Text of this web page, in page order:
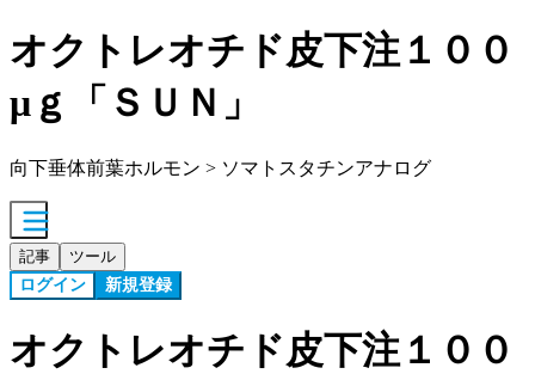
オクトレオチド皮下注１００
μｇ「ＳＵＮ」
向下垂体前葉ホルモン > ソマトスタチンアナログ
記事 ツール
ログイン 新規登録
オクトレオチド皮下注１００